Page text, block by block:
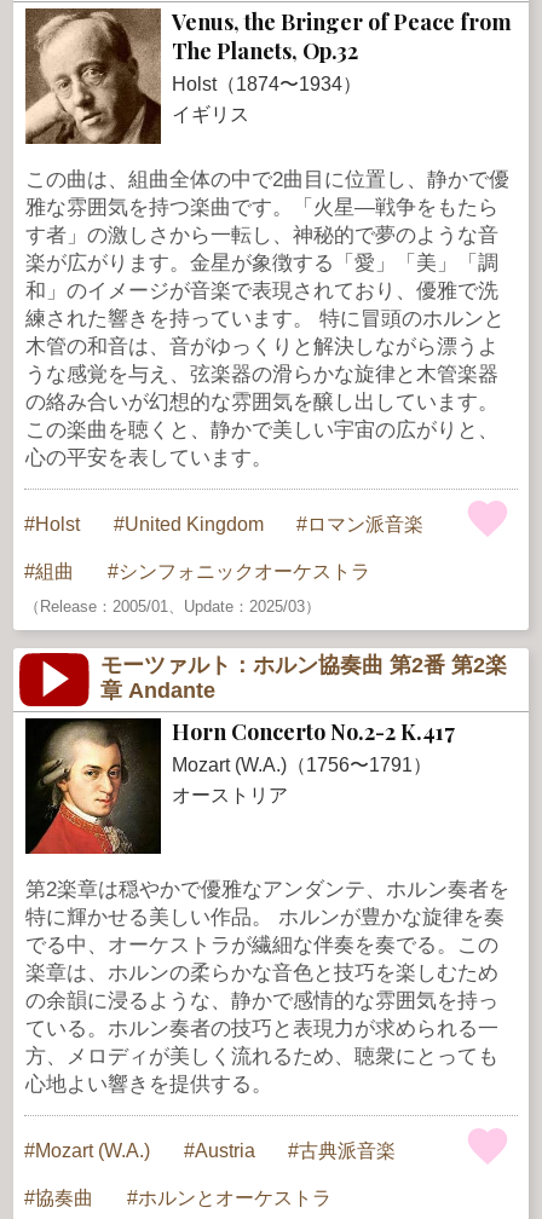
Venus, the Bringer of Peace from
The Planets, Op.32
Holst（1874〜1934）
イギリス
この曲は、組曲全体の中で2曲目に位置し、静かで優
雅な雰囲気を持つ楽曲です。「火星—戦争をもたら
す者」の激しさから一転し、神秘的で夢のような音
楽が広がります。金星が象徴する「愛」「美」「調
和」のイメージが音楽で表現されており、優雅で洗
練された響きを持っています。 特に冒頭のホルンと
木管の和音は、音がゆっくりと解決しながら漂うよ
うな感覚を与え、弦楽器の滑らかな旋律と木管楽器
の絡み合いが幻想的な雰囲気を醸し出しています。
この楽曲を聴くと、静かで美しい宇宙の広がりと、
心の平安を表しています。
Holst United Kingdom ロマン派音楽
組曲 シンフォニックオーケストラ
（Release：2005/01、Update：2025/03）
モーツァルト：ホルン協奏曲 第2番 第2楽
章 Andante
Horn Concerto No.2-2 K.417
Mozart (W.A.)（1756〜1791）
オーストリア
第2楽章は穏やかで優雅なアンダンテ、ホルン奏者を
特に輝かせる美しい作品。 ホルンが豊かな旋律を奏
でる中、オーケストラが繊細な伴奏を奏でる。この
楽章は、ホルンの柔らかな音色と技巧を楽しむため
の余韻に浸るような、静かで感情的な雰囲気を持っ
ている。ホルン奏者の技巧と表現力が求められる一
方、メロディが美しく流れるため、聴衆にとっても
心地よい響きを提供する。
Mozart (W.A.) Austria 古典派音楽
協奏曲 ホルンとオーケストラ